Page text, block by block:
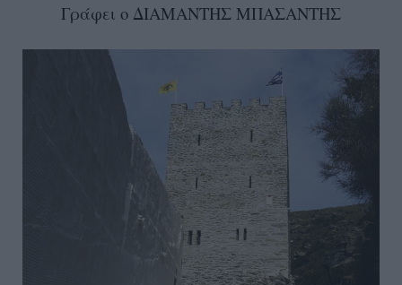
Γράφει ο ΔΙΑΜΑΝΤΗΣ ΜΠΑΣΑΝΤΗΣ